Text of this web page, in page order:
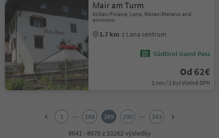
Mair am Turm
Völlan/Foiana, Lana, Meran/Merano and
environs
1.7 km z Lana centrum
Südtirol Guest Pass
Od 62€
1 noc / 1 byt Včetně DPH
1 ... 288 289 290 ...
343
8641 - 8670 z 10262 výsledky